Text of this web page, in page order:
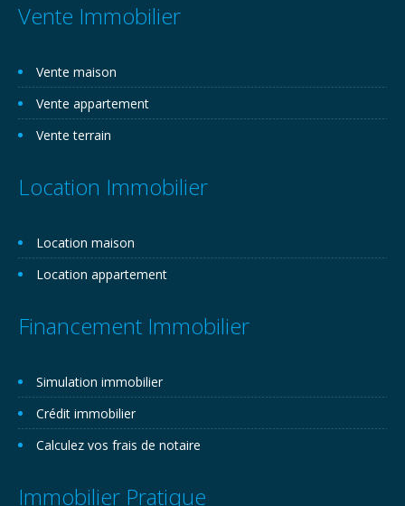
Vente Immobilier
Vente maison
Vente appartement
Vente terrain
Location Immobilier
Location maison
Location appartement
Financement Immobilier
Simulation immobilier
Crédit immobilier
Calculez vos frais de notaire
Immobilier Pratique